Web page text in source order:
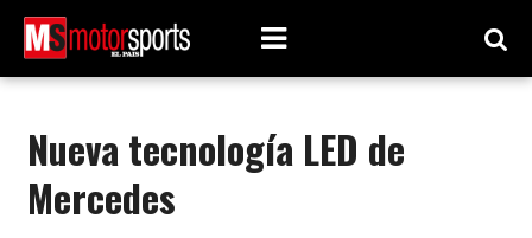
Nueva tecnología LED de
Mercedes